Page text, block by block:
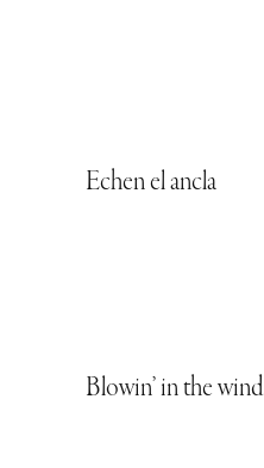
Echen el ancla
Blowin’ in the wind